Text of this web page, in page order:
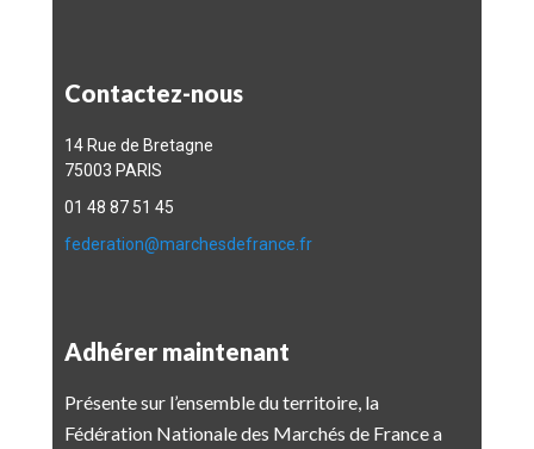
Contactez-nous
14 Rue de Bretagne
75003 PARIS
01 48 87 51 45
federation@marchesdefrance.fr
Adhérer maintenant
Présente sur l’ensemble du territoire, la
Fédération Nationale des Marchés de France a